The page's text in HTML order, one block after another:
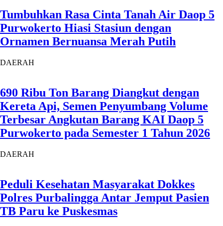
Tumbuhkan Rasa Cinta Tanah Air Daop 5
Purwokerto Hiasi Stasiun dengan
Ornamen Bernuansa Merah Putih
DAERAH
690 Ribu Ton Barang Diangkut dengan
Kereta Api, Semen Penyumbang Volume
Terbesar Angkutan Barang KAI Daop 5
Purwokerto pada Semester 1 Tahun 2026
DAERAH
Peduli Kesehatan Masyarakat Dokkes
Polres Purbalingga Antar Jemput Pasien
TB Paru ke Puskesmas